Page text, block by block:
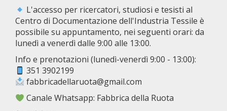
L'accesso per ricercatori, studiosi e tesisti al
Centro di Documentazione dell'Industria Tessile è
possibile su appuntamento, nei seguenti orari: da
lunedì a venerdì dalle 9:00 alle 13:00.
Info e prenotazioni (lunedì-venerdì 9:00 - 13:00):
351 3902199
fabbricadellaruota@gmail.com
Canale Whatsapp: Fabbrica della Ruota